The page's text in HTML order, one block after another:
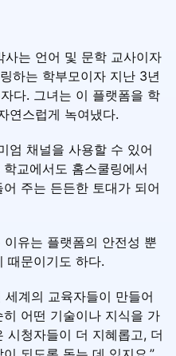
는 언어 및 문학 교사이자
하는 학부모이자 지난 3년
다. 그녀는 이 플랫폼을 학
연스럽게 녹여냈다.
엄 채널을 사용할 수 있어
교에서도 홈스쿨링에서
주는 든든한 토대가 되어
유는 플랫폼의 안전성 뿐
때문이기도 하다.
계의 교육자들이 만들어
어떤 기술이나 지식을 가
시청자들이 더 지혜롭고, 더